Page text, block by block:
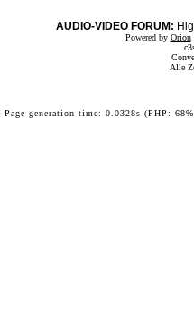
AUDIO-VIDEO FORUM:
Powered by Orion
Alle
Page generation time: 0.0328s (PHP: